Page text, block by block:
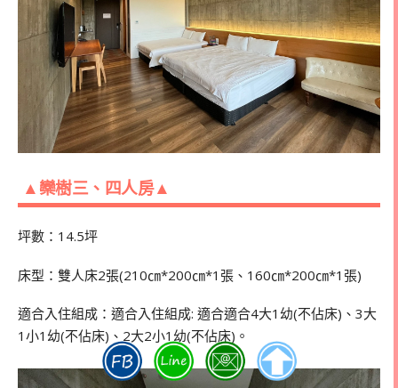
▲欒樹三、四人房▲
坪數：14.5坪
床型：雙人床2張(210㎝*200㎝*1張、160㎝*200㎝*1張)
適合入住組成：適合入住組成: 適合適合4大1幼(不佔床)、3大
1小1幼(不佔床)、2大2小1幼(不佔床)。